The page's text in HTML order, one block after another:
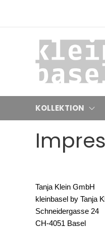
KOLLEKTION
Tanja Klein GmbH
kleinbasel by Tanja
Schneidergasse 24
CH-4051 Basel